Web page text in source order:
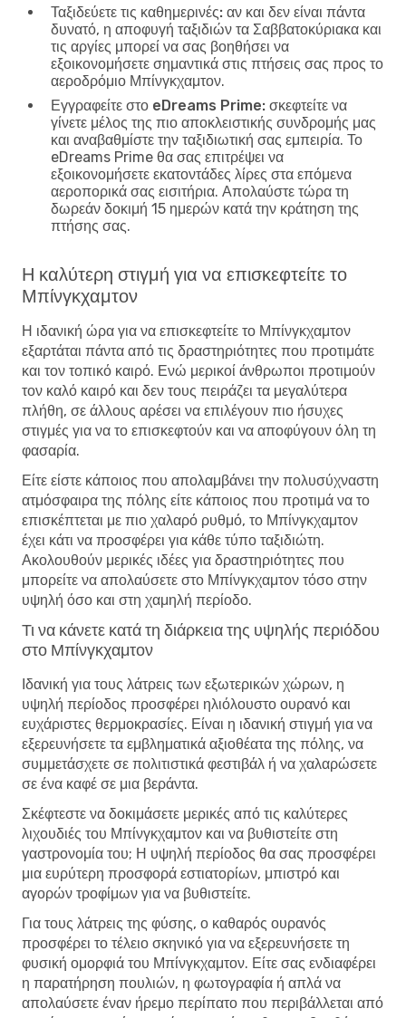
Ταξιδεύετε τις καθημερινές: αν και δεν είναι πάντα
δυνατό, η αποφυγή ταξιδιών τα Σαββατοκύριακα και
τις αργίες μπορεί να σας βοηθήσει να
εξοικονομήσετε σημαντικά στις πτήσεις σας προς το
αεροδρόμιο Μπίνγκχαμτον.
Εγγραφείτε στο eDreams Prime: σκεφτείτε να
γίνετε μέλος της πιο αποκλειστικής συνδρομής μας
και αναβαθμίστε την ταξιδιωτική σας εμπειρία. Το
eDreams Prime θα σας επιτρέψει να
εξοικονομήσετε εκατοντάδες λίρες στα επόμενα
αεροπορικά σας εισιτήρια. Απολαύστε τώρα τη
δωρεάν δοκιμή 15 ημερών κατά την κράτηση της
πτήσης σας.
Η καλύτερη στιγμή για να επισκεφτείτε το
Μπίνγκχαμτον
Η ιδανική ώρα για να επισκεφτείτε το Μπίνγκχαμτον
εξαρτάται πάντα από τις δραστηριότητες που προτιμάτε
και τον τοπικό καιρό. Ενώ μερικοί άνθρωποι προτιμούν
τον καλό καιρό και δεν τους πειράζει τα μεγαλύτερα
πλήθη, σε άλλους αρέσει να επιλέγουν πιο ήσυχες
στιγμές για να το επισκεφτούν και να αποφύγουν όλη τη
φασαρία.
Είτε είστε κάποιος που απολαμβάνει την πολυσύχναστη
ατμόσφαιρα της πόλης είτε κάποιος που προτιμά να το
επισκέπτεται με πιο χαλαρό ρυθμό, το Μπίνγκχαμτον
έχει κάτι να προσφέρει για κάθε τύπο ταξιδιώτη.
Ακολουθούν μερικές ιδέες για δραστηριότητες που
μπορείτε να απολαύσετε στο Μπίνγκχαμτον τόσο στην
υψηλή όσο και στη χαμηλή περίοδο.
Τι να κάνετε κατά τη διάρκεια της υψηλής περιόδου
στο Μπίνγκχαμτον
Ιδανική για τους λάτρεις των εξωτερικών χώρων, η
υψηλή περίοδος προσφέρει ηλιόλουστο ουρανό και
ευχάριστες θερμοκρασίες. Είναι η ιδανική στιγμή για να
εξερευνήσετε τα εμβληματικά αξιοθέατα της πόλης, να
συμμετάσχετε σε πολιτιστικά φεστιβάλ ή να χαλαρώσετε
σε ένα καφέ σε μια βεράντα.
Σκέφτεστε να δοκιμάσετε μερικές από τις καλύτερες
λιχουδιές του Μπίνγκχαμτον και να βυθιστείτε στη
γαστρονομία του; Η υψηλή περίοδος θα σας προσφέρει
μια ευρύτερη προσφορά εστιατορίων, μπιστρό και
αγορών τροφίμων για να βυθιστείτε.
Για τους λάτρεις της φύσης, ο καθαρός ουρανός
προσφέρει το τέλειο σκηνικό για να εξερευνήσετε τη
φυσική ομορφιά του Μπίνγκχαμτον. Είτε σας ενδιαφέρει
η παρατήρηση πουλιών, η φωτογραφία ή απλά να
απολαύσετε έναν ήρεμο περίπατο που περιβάλλεται από